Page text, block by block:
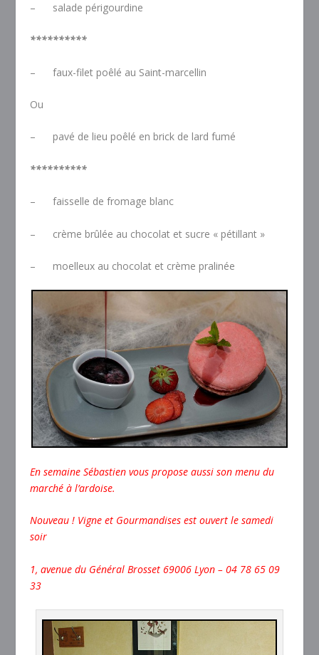
– salade périgourdine
**********
– faux-filet poêlé au Saint-marcellin
Ou
– pavé de lieu poêlé en brick de lard fumé
**********
– faisselle de fromage blanc
– crème brûlée au chocolat et sucre « pétillant »
– moelleux au chocolat et crème pralinée
En semaine Sébastien vous propose aussi son menu du
marché à l’ardoise.
Nouveau ! Vigne et Gourmandises est ouvert le samedi
soir
1, avenue du Général Brosset 69006 Lyon – 04 78 65 09
33